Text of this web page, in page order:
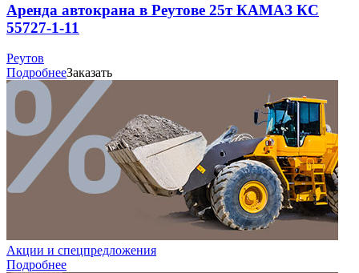
Аренда автокрана в Реутове 25т КАМАЗ КС
55727-1-11
Реутов
ПодробнееЗаказать
Акции и спецпредложения
Подробнее